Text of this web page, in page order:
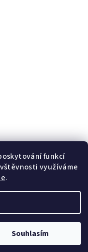
funkcí
využíváme
.
Souhlasím